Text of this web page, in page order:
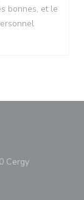
bonnes, et le
Cergy((otevře se v